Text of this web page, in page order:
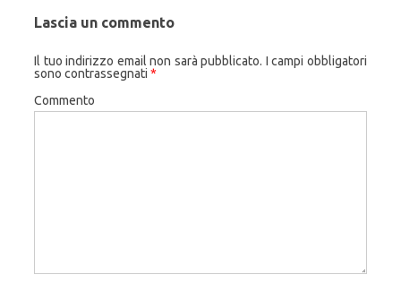
Lascia un commento
Il tuo indirizzo email non sarà pubblicato. I campi obbligatori
sono contrassegnati *
Commento